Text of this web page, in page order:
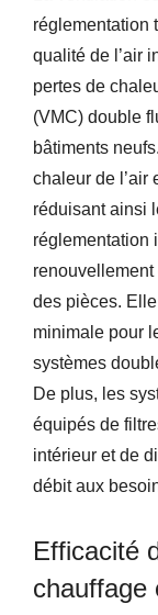
réglementation
qualité de l’air
pertes de
(VMC) double
bâtiments
chaleur de l’air
réduisant ainsi
réglementation
renouvellement
des pièces.
minimale pour
systèmes
De plus, les
équipés de
intérieur et de
débit aux
Efficacité
chauffage